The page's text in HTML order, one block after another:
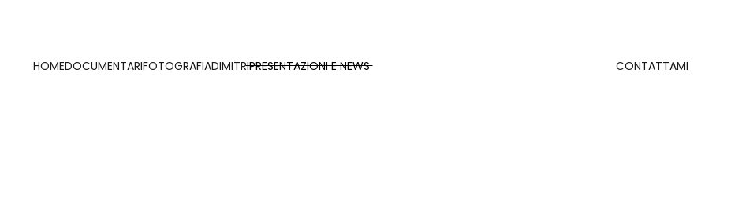
HOMEDOCUMENTARIFOTOGRAFIADIMITRIPRESENTAZIONI E NEWS CONTATTAMI